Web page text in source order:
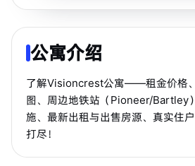
公寓介绍
了解Visioncrest公寓——租金价格
图、周边地铁站（Pioneer/Bartley
施、最新出租与出售房源、真实住
打尽！